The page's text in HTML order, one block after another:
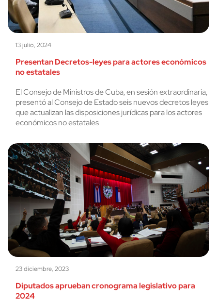
13 julio, 2024
Presentan Decretos-leyes para actores económicos
no estatales
El Consejo de Ministros de Cuba, en sesión extraordinaria,
presentó al Consejo de Estado seis nuevos decretos leyes
que actualizan las disposiciones jurídicas para los actores
económicos no estatales
23 diciembre, 2023
Diputados aprueban cronograma legislativo para
2024